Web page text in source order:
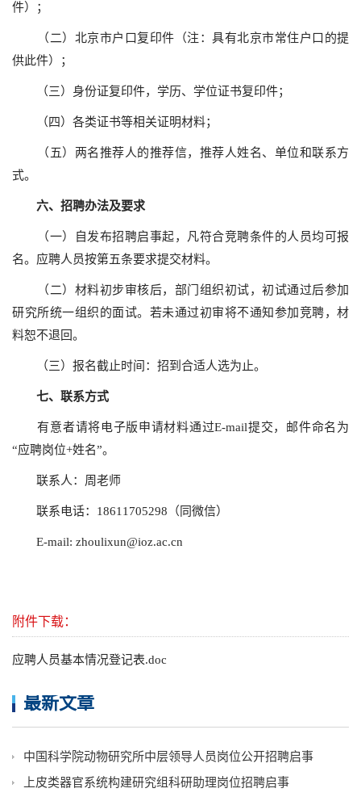
件）；
（二）北京市户口复印件（注：具有北京市常住户口的提
供此件）；
（三）身份证复印件，学历、学位证书复印件；
（四）各类证书等相关证明材料；
（五）两名推荐人的推荐信，推荐人姓名、单位和联系方
式。
六、招聘办法及要求
（一）自发布招聘启事起，凡符合竞聘条件的人员均可报
名。应聘人员按第五条要求提交材料。
（二）材料初步审核后，部门组织初试，初试通过后参加
研究所统一组织的面试。若未通过初审将不通知参加竞聘，材
料恕不退回。
（三）报名截止时间：招到合适人选为止。
七、联系方式
有意者请将电子版申请材料通过E-mail提交，邮件命名为
“应聘岗位+姓名”。
联系人：周老师
联系电话：18611705298（同微信）
E-mail: zhoulixun@ioz.ac.cn
附件下载：
应聘人员基本情况登记表.doc
最新文章
中国科学院动物研究所中层领导人员岗位公开招聘启事
上皮类器官系统构建研究组科研助理岗位招聘启事